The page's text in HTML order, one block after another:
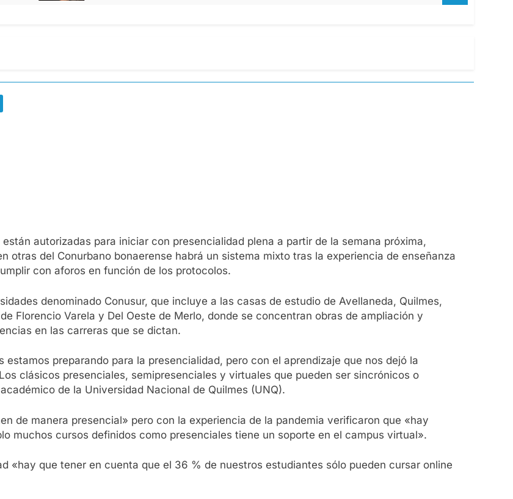
autorizadas para iniciar con presencialidad plena a partir de la semana próxima,
otras del Conurbano bonaerense habrá un sistema mixto tras la experiencia de enseñanza
con aforos en función de los protocolos.
denominado Conusur, que incluye a las casas de estudio de Avellaneda, Quilmes,
Florencio Varela y Del Oeste de Merlo, donde se concentran obras de ampliación y
en las carreras que se dictan.
preparando para la presencialidad, pero con el aprendizaje que nos dejó la
clásicos presenciales, semipresenciales y virtuales que pueden ser sincrónicos o
de la Universidad Nacional de Quilmes (UNQ).
de manera presencial» pero con la experiencia de la pandemia verificaron que «hay
muchos cursos definidos como presenciales tiene un soporte en el campus virtual».
«hay que tener en cuenta que el 36 % de nuestros estudiantes sólo pueden cursar online